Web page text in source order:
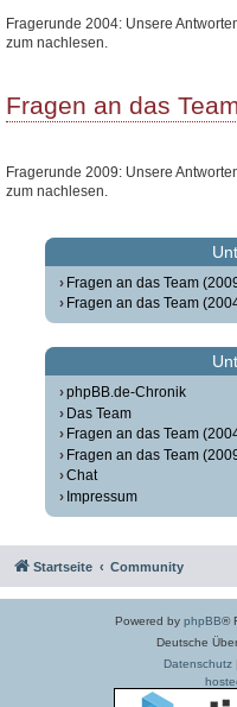
Fragerunde 2004: Unsere
zum nachlesen.
Fragen an das
Fragerunde 2009: Unsere
zum nachlesen.
Fragen an das Team
Fragen an das Team
phpBB.de-Chronik
Das Team
Fragen an das Team
Fragen an das Team
Chat
Impressum
Startseite Community
Powered by phpBB®
Deutsche
Datenschutz|